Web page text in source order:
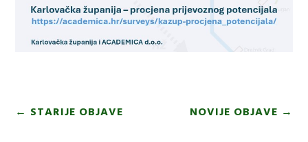
← STARIJE OBJAVE NOVIJE OBJAVE →